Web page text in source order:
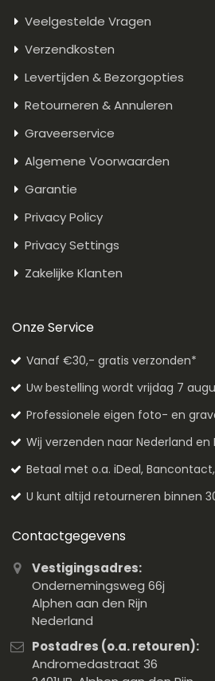
Veelgestelde Vragen
Verzendkosten
Levertijden & Bezorgopties
Retourneren & Annuleren
Graveerservice
Algemene Voorwaarden
Garantie
Privacy Policy
Privacy Settings
Zakelijke Klanten
Onze Service
Vanaf €30,- gratis verzonden*
Uw bestelling wordt vrijdag 7
Professionele eigen foto- en
Wij verzenden naar Nederland en
Betaal met o.a. iDeal,
U kunt altijd retourneren binnen
Contactgegevens
Vestigingsadres:
Ondernemingsweg 66j
Alphen aan den Rijn
Nederland
Postadres (o.a. retouren):
Andromedastraat 36